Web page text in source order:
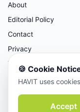
About
Editorial Policy
Contact
Privacy
Terms
AI-assisted
🍪 Cookie
HAVIT uses
Accept